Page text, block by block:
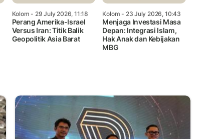
Kolom - 29 July 2026, 11:18
Perang Amerika-Israel
Versus Iran: Titik Balik
Geopolitik Asia Barat
Kolom - 23 July 2026, 10:43
Menjaga Investasi Masa
Depan: Integrasi Islam,
Hak Anak dan Kebijakan
MBG